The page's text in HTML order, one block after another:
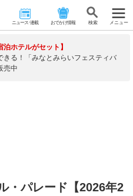
ニュース･連載 おでかけ情報 検 索 メニュー
泊ホテルがセット】
きる！「みなとみらいフェスティバ
売中
・パレード【2026年2